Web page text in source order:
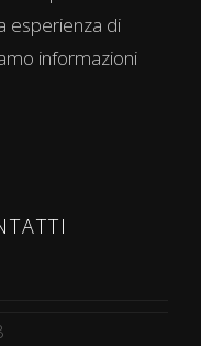
esperienza di
informazioni